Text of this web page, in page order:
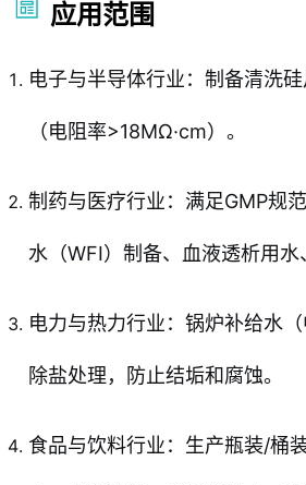
应用范围
电子与半导体行业：制备清洗
（电阻率>18MΩ·cm）。
制药与医疗行业：满足GMP规
水（WFI）制备、血液透析用水
电力与热力行业：锅炉补给水
除盐处理，防止结垢和腐蚀。
食品与饮料行业：生产瓶装/桶